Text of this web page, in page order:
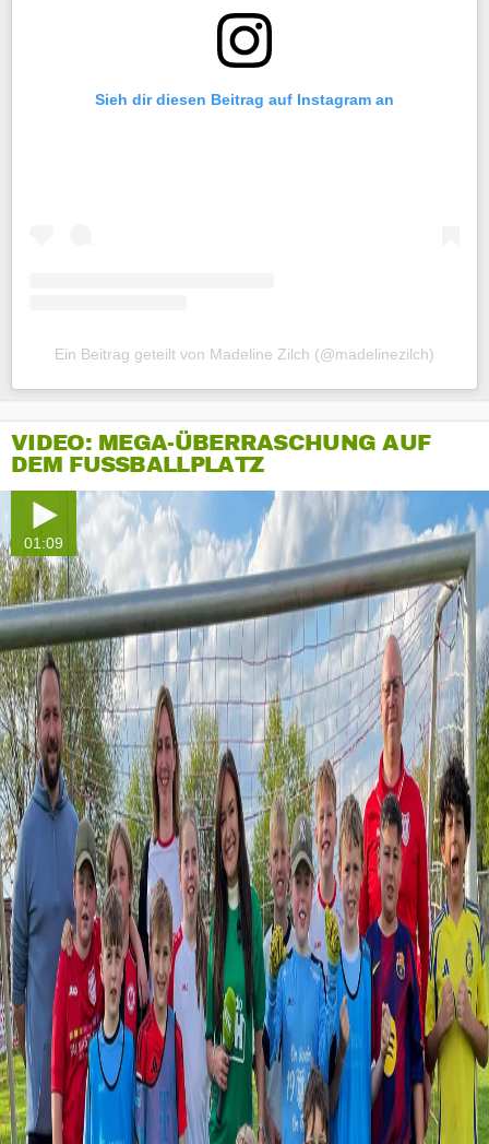
Sieh dir diesen Beitrag auf Instagram an
Ein Beitrag geteilt von Madeline Zilch (@madelinezilch)
VIDEO: MEGA-ÜBERRASCHUNG AUF
DEM FUSSBALLPLATZ
01:09